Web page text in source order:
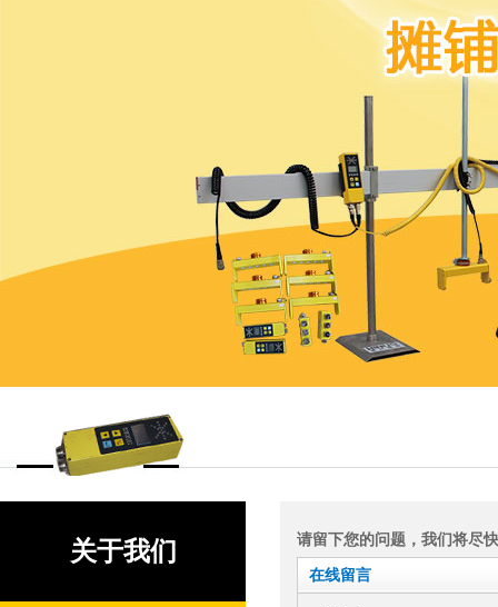
关于我们 请留下您的问题，我们将尽
在线留言